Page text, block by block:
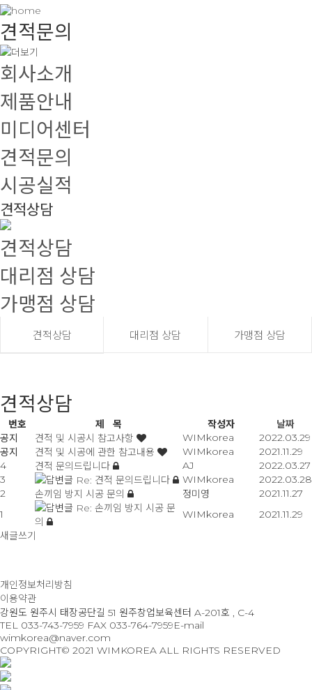
견적문의
회사소개
제품안내
미디어센터
견적문의
시공실적
견적상담
견적상담
대리점 상담
가맹점 상담
견적상담 대리점 상담 가맹점 상담
견적상담
번호 제 목 작성자
날짜
공지
견적 및 시공시 참고사항 WIMkorea
2022.03.29
공지
견적 및 시공에 관한 참고내용 WIMkorea
2021.11.29
4
견적 문의드립니다 AJ
2022.03.27
3
Re: 견적 문의드립니다 WIMkorea
2022.03.28
2
손끼임 방지 시공 문의 정미영
2021.11.27
1
Re: 손끼임 방지 시공 문
의
WIMkorea
2021.11.29
새글쓰기
개인정보처리방침
이용약관
강원도 원주시 태장공단길 51 원주창업보육센터 A-201호 , C-4
TEL 033-743-7959 FAX 033-764-7959E-mail
wimkorea@naver.com
COPYRIGHT© 2021 WIMKOREA ALL RIGHTS RESERVED